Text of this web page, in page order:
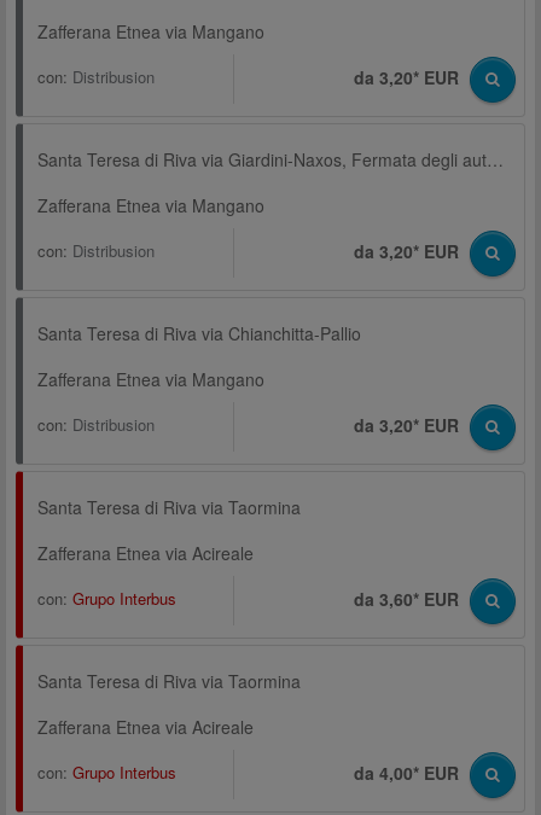
Zafferana Etnea via Mangano
con: Distribusion da 3,20* EUR
Santa Teresa di Riva via Giardini-Naxos, Fermata degli autobus, Chiesa S. Giovanni
Zafferana Etnea via Mangano
con: Distribusion da 3,20* EUR
Santa Teresa di Riva via Chianchitta-Pallio
Zafferana Etnea via Mangano
con: Distribusion da 3,20* EUR
Santa Teresa di Riva via Taormina
Zafferana Etnea via Acireale
con: Grupo Interbus da 3,60* EUR
Santa Teresa di Riva via Taormina
Zafferana Etnea via Acireale
con: Grupo Interbus da 4,00* EUR